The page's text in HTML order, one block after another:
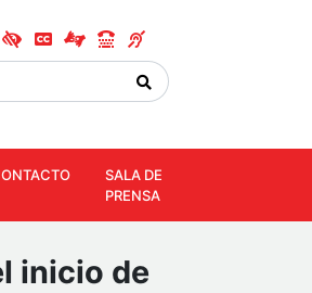
SALA DE
PRENSA
inicio de